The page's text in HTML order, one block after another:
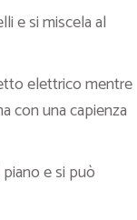
e si miscela al
elettrico mentre
con una capienza
e si può